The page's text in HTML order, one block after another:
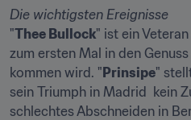
Die wichtigsten Ereignisse
"Thee Bullock" ist ein
zum ersten Mal in den
kommen wird. " Prinsipe"
sein Triumph in Madrid  kein
schlechtes Abschneiden in